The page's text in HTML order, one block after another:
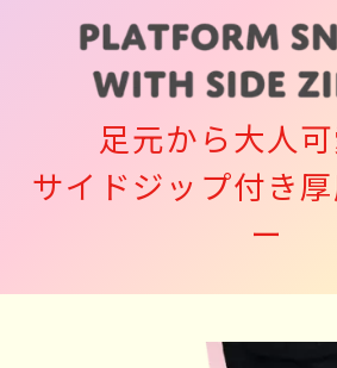
足元から大人
サイドジップ付き
ー